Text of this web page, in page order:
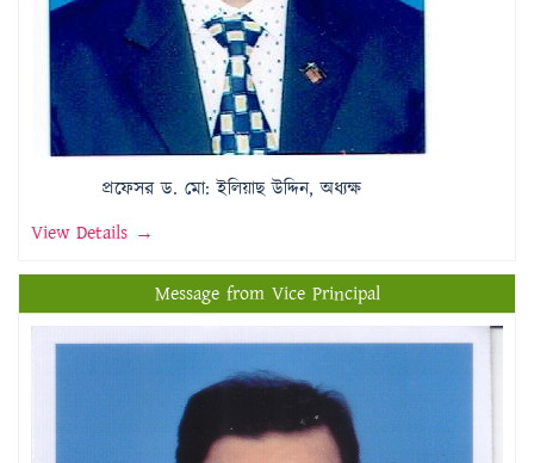
প্রফেসর ড. মো: ইলিয়াছ উদ্দিন, অধ্যক্ষ
View Details →
Message from Vice Principal